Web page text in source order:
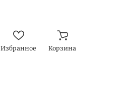
Избранное Корзина